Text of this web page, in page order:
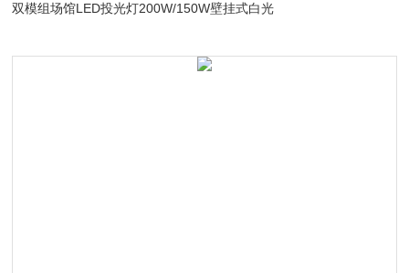
双模组场馆LED投光灯200W/150W壁挂式白光